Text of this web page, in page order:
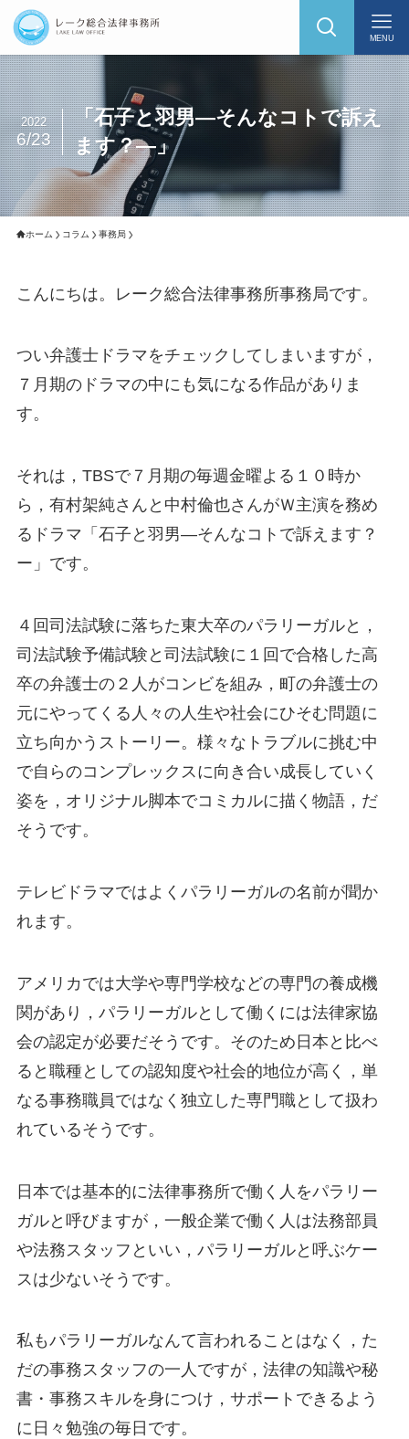
MENU
「石子と羽男―そんなコトで訴え
ます？―」
2022
6/23
ホーム コラム 事務局
こんにちは。レーク総合法律事務所事務局です。
つい弁護士ドラマをチェックしてしまいますが，
７月期のドラマの中にも気になる作品がありま
す。
それは，TBSで７月期の毎週金曜よる１０時か
ら，有村架純さんと中村倫也さんがＷ主演を務め
るドラマ「石子と羽男―そんなコトで訴えます？
ー」です。
４回司法試験に落ちた東大卒のパラリーガルと，
司法試験予備試験と司法試験に１回で合格した高
卒の弁護士の２人がコンビを組み，町の弁護士の
元にやってくる人々の人生や社会にひそむ問題に
立ち向かうストーリー。様々なトラブルに挑む中
で自らのコンプレックスに向き合い成長していく
姿を，オリジナル脚本でコミカルに描く物語，だ
そうです。
テレビドラマではよくパラリーガルの名前が聞か
れます。
アメリカでは大学や専門学校などの専門の養成機
関があり，パラリーガルとして働くには法律家協
会の認定が必要だそうです。そのため日本と比べ
ると職種としての認知度や社会的地位が高く，単
なる事務職員ではなく独立した専門職として扱わ
れているそうです。
日本では基本的に法律事務所で働く人をパラリー
ガルと呼びますが，一般企業で働く人は法務部員
や法務スタッフといい，パラリーガルと呼ぶケー
スは少ないそうです。
私もパラリーガルなんて言われることはなく，た
だの事務スタッフの一人ですが，法律の知識や秘
書・事務スキルを身につけ，サポートできるよう
に日々勉強の毎日です。